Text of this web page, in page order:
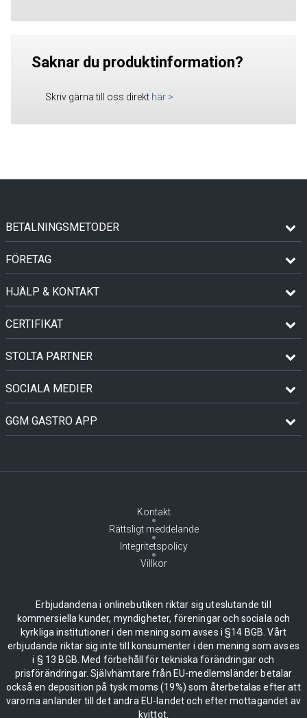
Saknar du produktinformation?
Skriv gärna till oss direkt här >
BETALNINGSMETODER
FÖRETAG
HJÄLP & KONTAKT
CERTIFIKAT
STOLTA PARTNER
SOCIALA MEDIER
GGM GASTRO APP
Kontakt
Rättsligt meddelande
Integritetspolicy
Villkor
Erbjudandena i onlinebutiken riktar sig uteslutande till
kommersiella kunder, myndigheter, föreningar och sociala och
kyrkliga institutioner i den mening som avses i §14 BGB. Vårt
erbjudande riktar sig inte till konsumenter i den mening som avses
i § 13 BGB. Med förbehåll för tekniska förändringar och
prisförändringar. Självhämtare från EU-medlemsländer betalar
också en deposition på tysk moms (19%) som återbetalas efter att
varorna anländer till det andra EU-landet och efter mottagandet av
kvittot.